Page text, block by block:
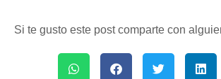
Si te gusto este post comparte con